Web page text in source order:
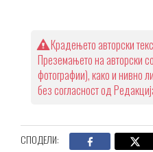
Крадењето авторски
Преземањето на авторски
фотографии), како и нивно
без согласност од
СПОДЕЛИ: